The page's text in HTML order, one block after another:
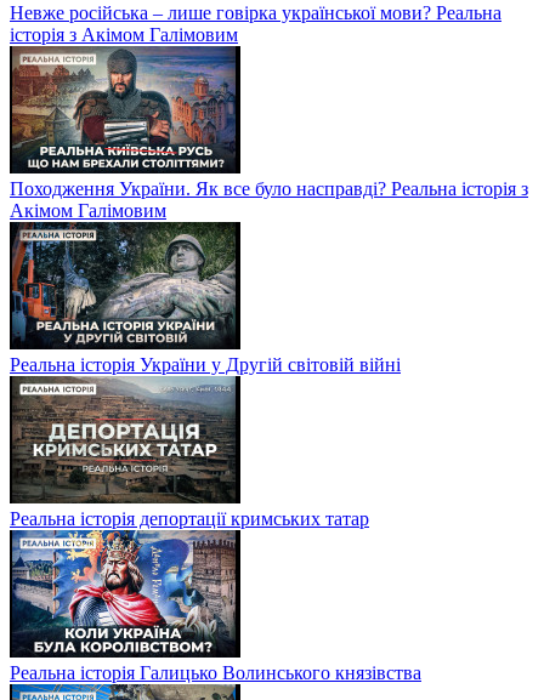
Невже російська – лише говірка української мови? Реальна
історія з Акімом Галімовим
Походження України. Як все було насправді? Реальна історія з
Акімом Галімовим
Реальна історія України у Другій світовій війні
Реальна історія депортації кримських татар
Реальна історія Галицько Волинського князівства